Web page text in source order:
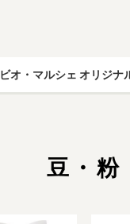
ビオ・マルシェ オリジナ
豆・粉